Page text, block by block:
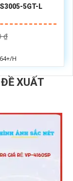
5GT-L
₫
H
XUẤT